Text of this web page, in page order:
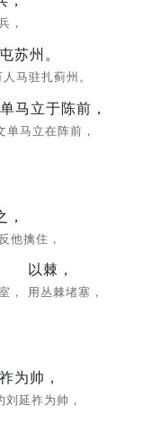
，
苏州。
马驻扎蓟州。
马立于陈前，
单马立在阵前，
，
他擒住，
，
以棘，
用丛棘堵塞，
为帅，
刘延祚为帅，